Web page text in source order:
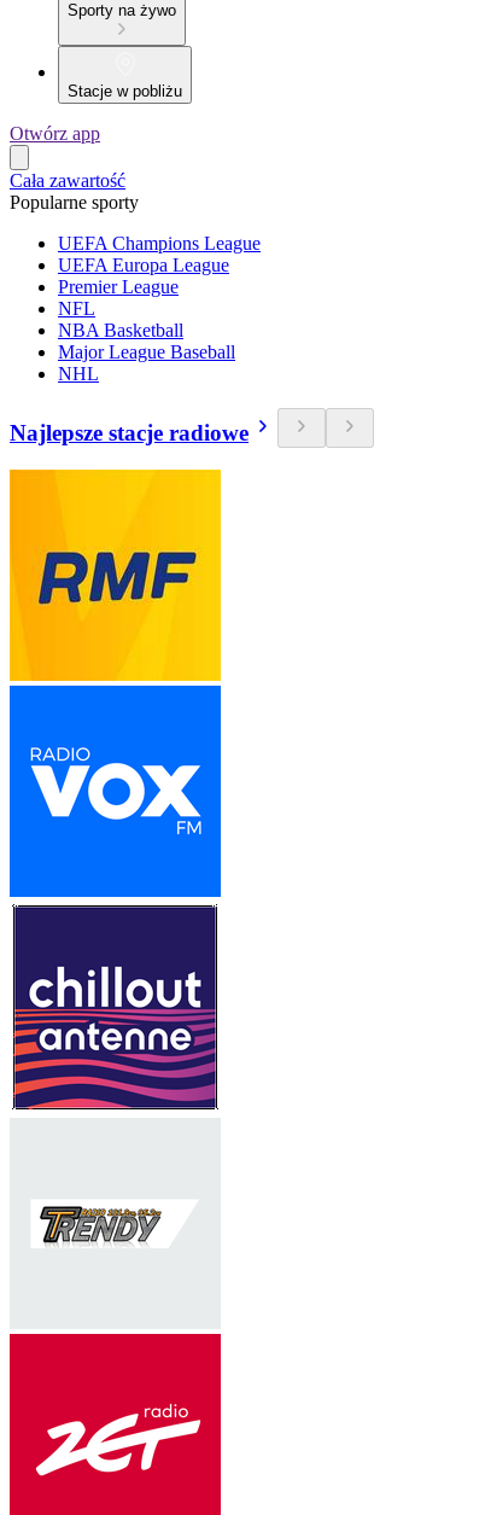
Sporty na żywo
Stacje w pobliżu
Otwórz app
Cała zawartość
Popularne sporty
UEFA Champions League
UEFA Europa League
Premier League
NFL
NBA Basketball
Major League Baseball
NHL
Najlepsze stacje radiowe